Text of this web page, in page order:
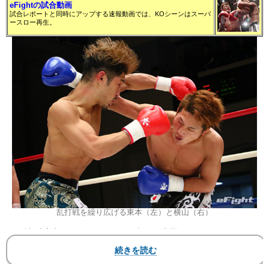
eFightの試合動画
試合レポートと同時にアップする速報動画では、KOシーンはスーパ
ースロー再生。
乱打戦を繰り広げる東本（左）と横山（右）
▼第5試合 ライト級 3分3R延長1R
●東本央貴（K-1 GYM SAGAMI-ONO KREST）